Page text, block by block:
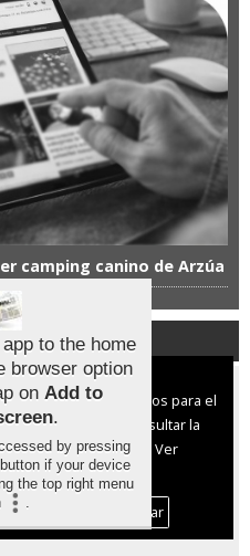
camping canino de Arzúa
más baratos para
en España están por
400 euros el metro
el envejecimiento en
unifamiliares de Galicia
de cookies:
nuestras y de terceros para el
digital. Puedes consultar la
desconectarlas.
Ver
Privacidad y Cookies
Cookies
Personalizar
to the home
browser option
on Add to
.
by pressing
if your device
the top right menu
.